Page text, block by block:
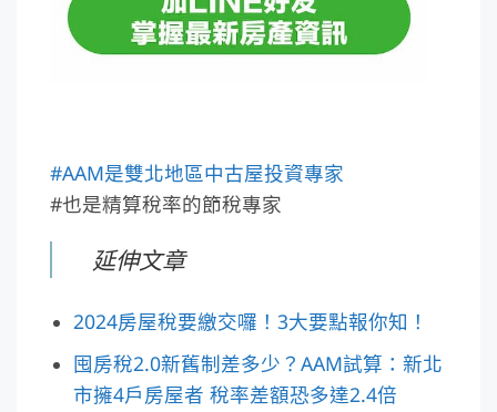
#AAM是雙北地區中古屋投資專家
#也是精算稅率的節稅專家
延伸文章
2024房屋稅要繳交囉！3大要點報你知！
囤房稅2.0新舊制差多少？AAM試算：新北
市擁4戶房屋者 稅率差額恐多達2.4倍